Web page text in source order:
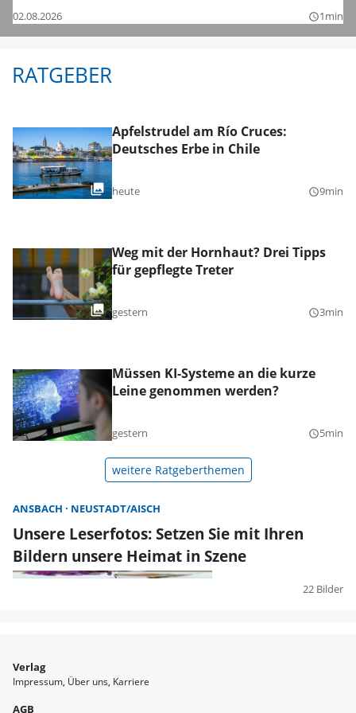
02.08.2026 query_builder1min
RATGEBER
Apfelstrudel am Río Cruces:
Deutsches Erbe in Chile
heute query_builder9min
Weg mit der Hornhaut? Drei Tipps
für gepflegte Treter
gestern query_builder3min
Müssen KI-Systeme an die kurze
Leine genommen werden?
gestern query_builder5min
weitere Ratgeberthemen
ANSBACH NEUSTADT/AISCH
Unsere Leserfotos: Setzen Sie mit Ihren
Bildern unsere Heimat in Szene
22 Bilder
Verlag
Impressum Über uns Karriere
AGB